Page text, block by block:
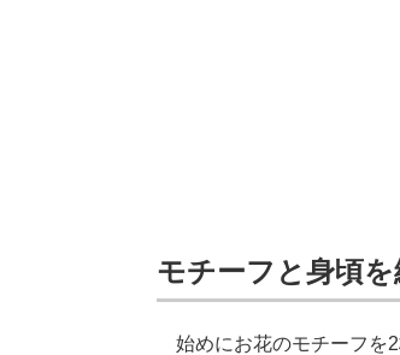
モチーフと身頃
始めにお花のモチーフを